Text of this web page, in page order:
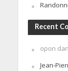
Recent
opon
Jean-